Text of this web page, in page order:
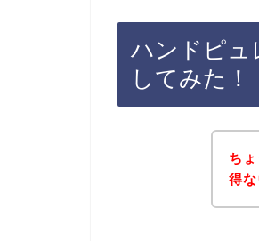
ハンドピュ
してみた！
ち
得